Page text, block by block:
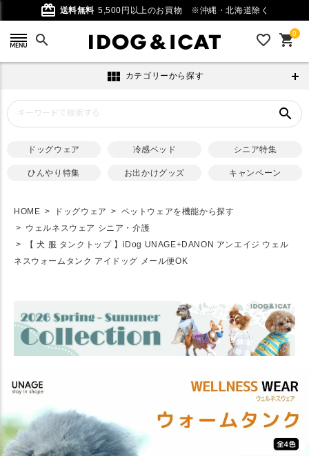
card_giftcard 送料無料 5,500円以上のお買物 ※沖縄・北海道除く
search favorite_outline 0
shopping_cart
view_module カテゴリーから探す
search
ドッグウェア 冷感ベッド シニア特集
ひんやり特集 お出かけグッズ キャンペーン
HOME ドッグウェア
ペットウェアを機能から探す
ウェルネスウェア シニア・介護
【 犬 服 タンクトップ 】iDog UNAGE+DANON アンエイジ ウェル
ネスウォームタンク アイドッグ メール便OK